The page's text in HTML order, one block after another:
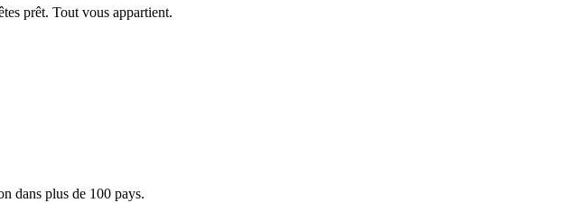
prêt. Tout vous appartient.
dans plus de 100 pays.